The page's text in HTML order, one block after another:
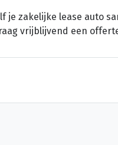
je zakelijke lease auto
vrijblijvend een